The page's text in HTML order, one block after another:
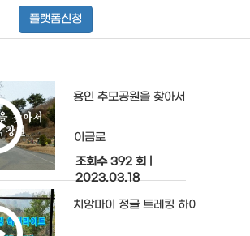
플랫폼신청
용인 추모공원을 찾아서
이금로
조회수 392 회
2023.03.18
치앙마이 정글 트레킹 하이라이트